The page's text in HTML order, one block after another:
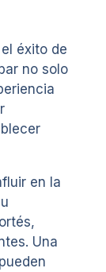
éxito de
no solo
en la
Una